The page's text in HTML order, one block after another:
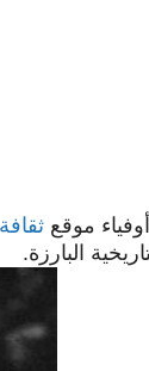
موقع
البارزة.